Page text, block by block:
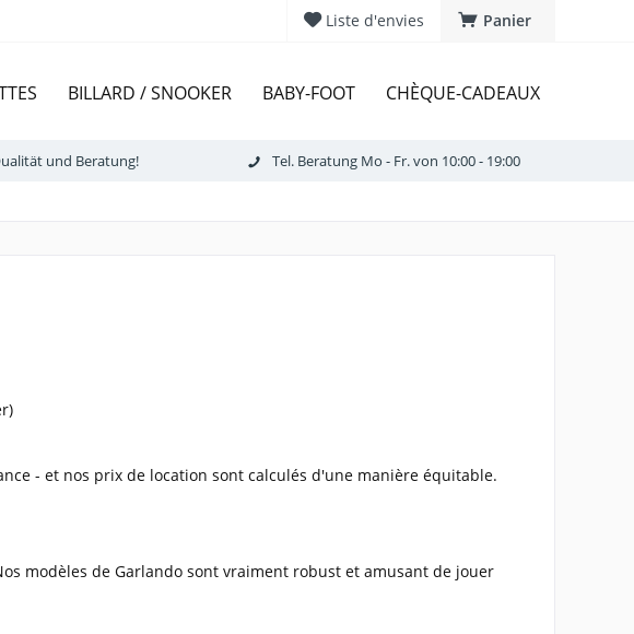
Panier
Liste d'envies
BILLARD / SNOOKER BABY-FOOT CHÈQUE-CADEAUX
und Beratung! Tel. Beratung Mo - Fr. von 10:00 - 19:00
- et nos prix de location sont calculés d'une manière équitable.
modèles de Garlando sont vraiment robust et amusant de jouer